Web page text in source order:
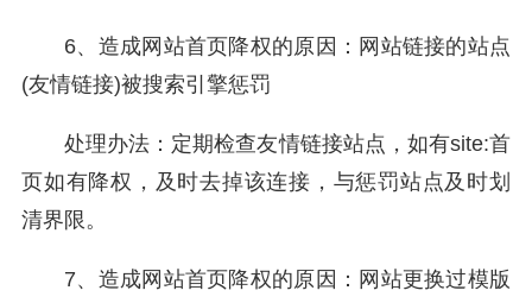
6、造成网站首页降权的原因：网站链接的站点
(友情链接)被搜索引擎惩罚
处理办法：定期检查友情链接站点，如有site:首
页如有降权，及时去掉该连接，与惩罚站点及时划
清界限。
7、造成网站首页降权的原因：网站更换过模版